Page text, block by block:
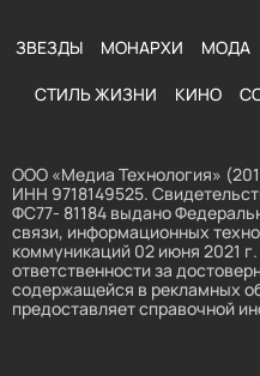
ЗВЕЗДЫ МОНАРХИ МОДА
СТИЛЬ ЖИЗНИ КИНО
ООО «Медиа Технология»
ИНН 9718149525.
ФС77- 81184 выдано
связи, информационных
коммуникаций 02 июня 2021
ответственности за
содержащейся в рекламных
предоставляет справочной